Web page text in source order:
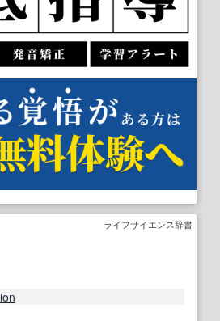
ライフサイエンス辞書